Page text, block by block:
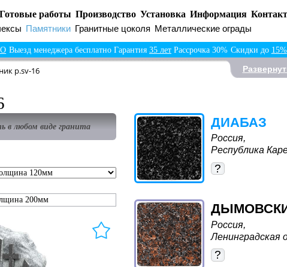
Готовые работы Производство Установка Информация
Памятники Гранитные цоколя Металлические ограды
Выезд менеджера бесплатно Гарантия 35 лет Рассрочка 30% Скидки до 15%
p.sv-16
в любом виде гранита
200мм
ДИАБАЗ
Россия,
Республика
?
Россия,
Ленинградская
?